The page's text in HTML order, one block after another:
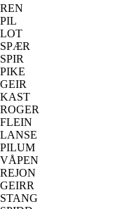
REN
PIL
LOT
SPÆR
SPIR
PIKE
GEIR
KAST
ROGER
FLEIN
LANSE
PILUM
VÅPEN
REJON
GEIRR
STANG